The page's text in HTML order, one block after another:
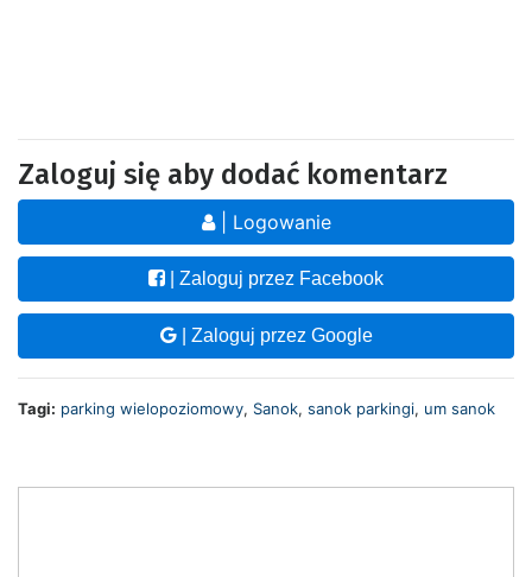
Zaloguj się aby dodać komentarz
| Logowanie
| Zaloguj przez Facebook
| Zaloguj przez Google
Tagi: parking wielopoziomowy, Sanok, sanok parkingi, um sanok